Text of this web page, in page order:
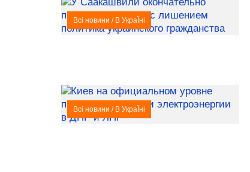
Всі новини / В УкраЇні
Всі новини / В УкраЇні